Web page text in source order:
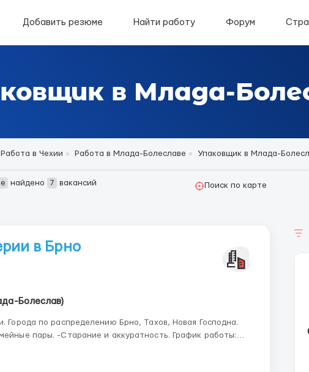
Добавить резюме Найти работу Форум
в Млада-
Работа в Чехии Работа в Млада-Болеславе Упаковщик в Млада-
найдено 7 вакансий Поиск по карте
в Брно
Болеслав)
по распределению Брно, Тахов, Новая Господна.